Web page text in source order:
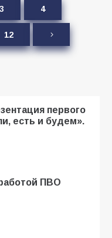
3 4
12
первого
есть и будем».
ПВО